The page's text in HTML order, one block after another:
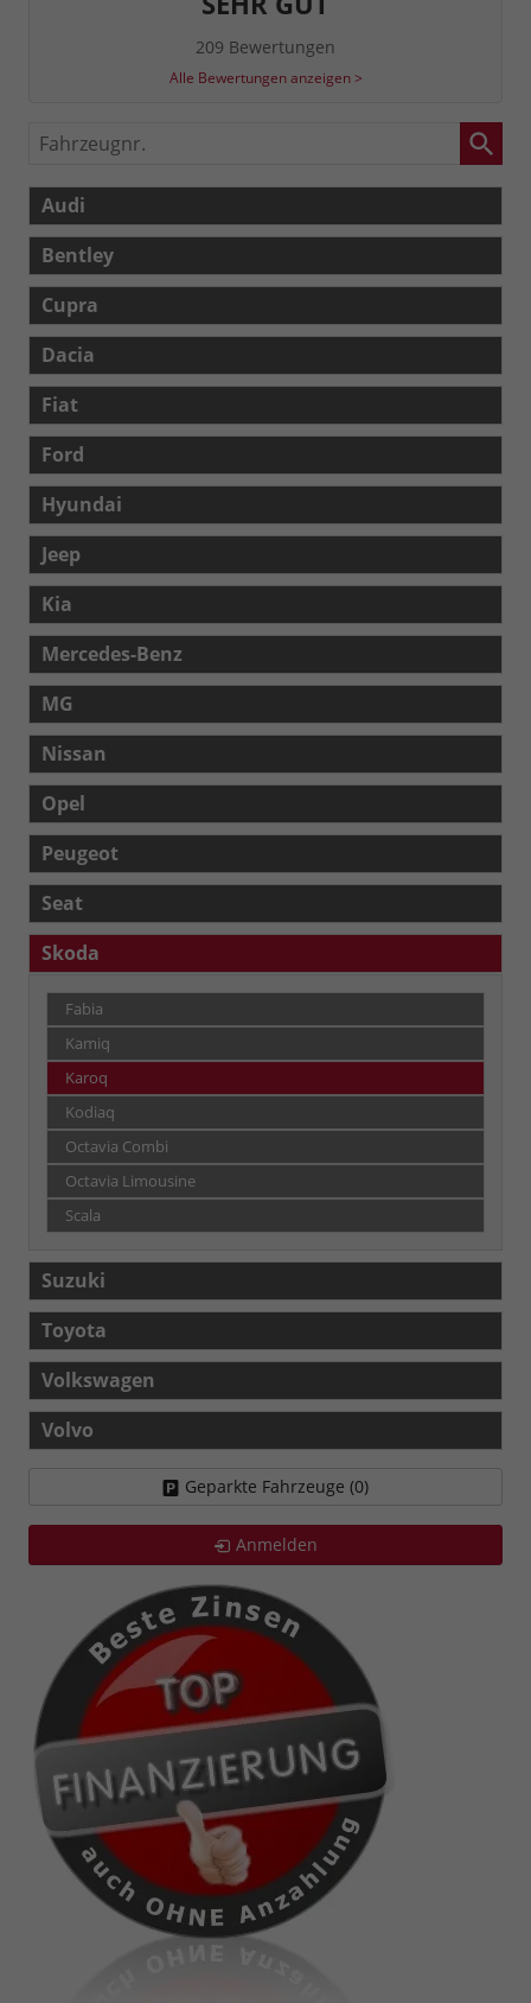
209 Bewertungen
Alle Bewertungen anzeigen >
Fahrzeugnr.
Audi
Bentley
Cupra
Dacia
Fiat
Ford
Hyundai
Jeep
Kia
Mercedes-Benz
MG
Nissan
Opel
Peugeot
Seat
Skoda
Fabia
Kamiq
Karoq
Kodiaq
Octavia Combi
Octavia Limousine
Scala
Suzuki
Toyota
Volkswagen
Volvo
Geparkte Fahrzeuge (0)
Anmelden